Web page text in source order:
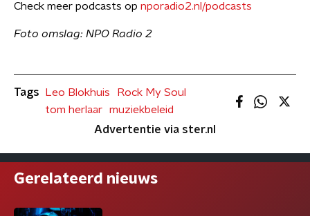
Check meer podcasts op nporadio2.nl/podcasts
Foto omslag: NPO Radio 2
Tags Leo Blokhuis
Rock My Soul
tom herlaar
muziekbeleid
Advertentie via ster.nl
Gerelateerd nieuws